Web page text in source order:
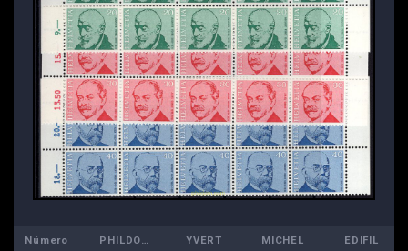
Número PHILDOM YVERT MICHEL EDIFIL